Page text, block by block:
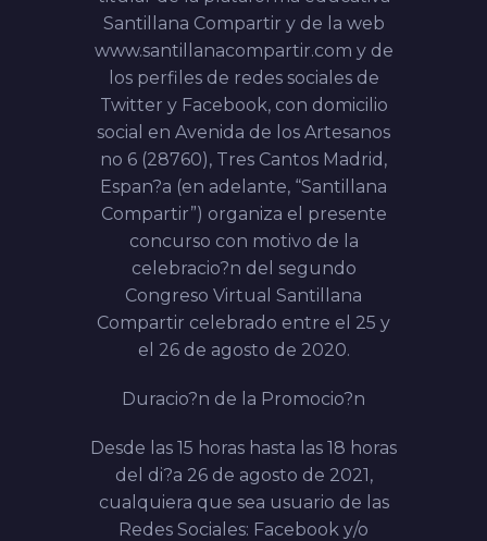
Santillana Compartir y de la web
www.santillanacompartir.com y de
los perfiles de redes sociales de
Twitter y Facebook, con domicilio
social en Avenida de los Artesanos
no 6 (28760), Tres Cantos Madrid,
Espan?a (en adelante, “Santillana
Compartir”) organiza el presente
concurso con motivo de la
celebracio?n del segundo
Congreso Virtual Santillana
Compartir celebrado entre el 25 y
el 26 de agosto de 2020.
Duracio?n de la Promocio?n
Desde las 15 horas hasta las 18 horas
del di?a 26 de agosto de 2021,
cualquiera que sea usuario de las
Redes Sociales: Facebook y/o